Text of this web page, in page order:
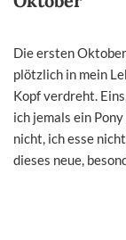
Die ersten
plötzlich in mein
Kopf verdreht.
ich jemals ein
nicht, ich esse
dieses neue,